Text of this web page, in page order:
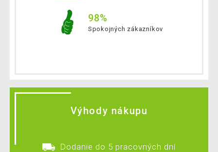
98%
Spokojných zákazníkov
Výhody nákupu
Dodanie do 5 pracovných dní